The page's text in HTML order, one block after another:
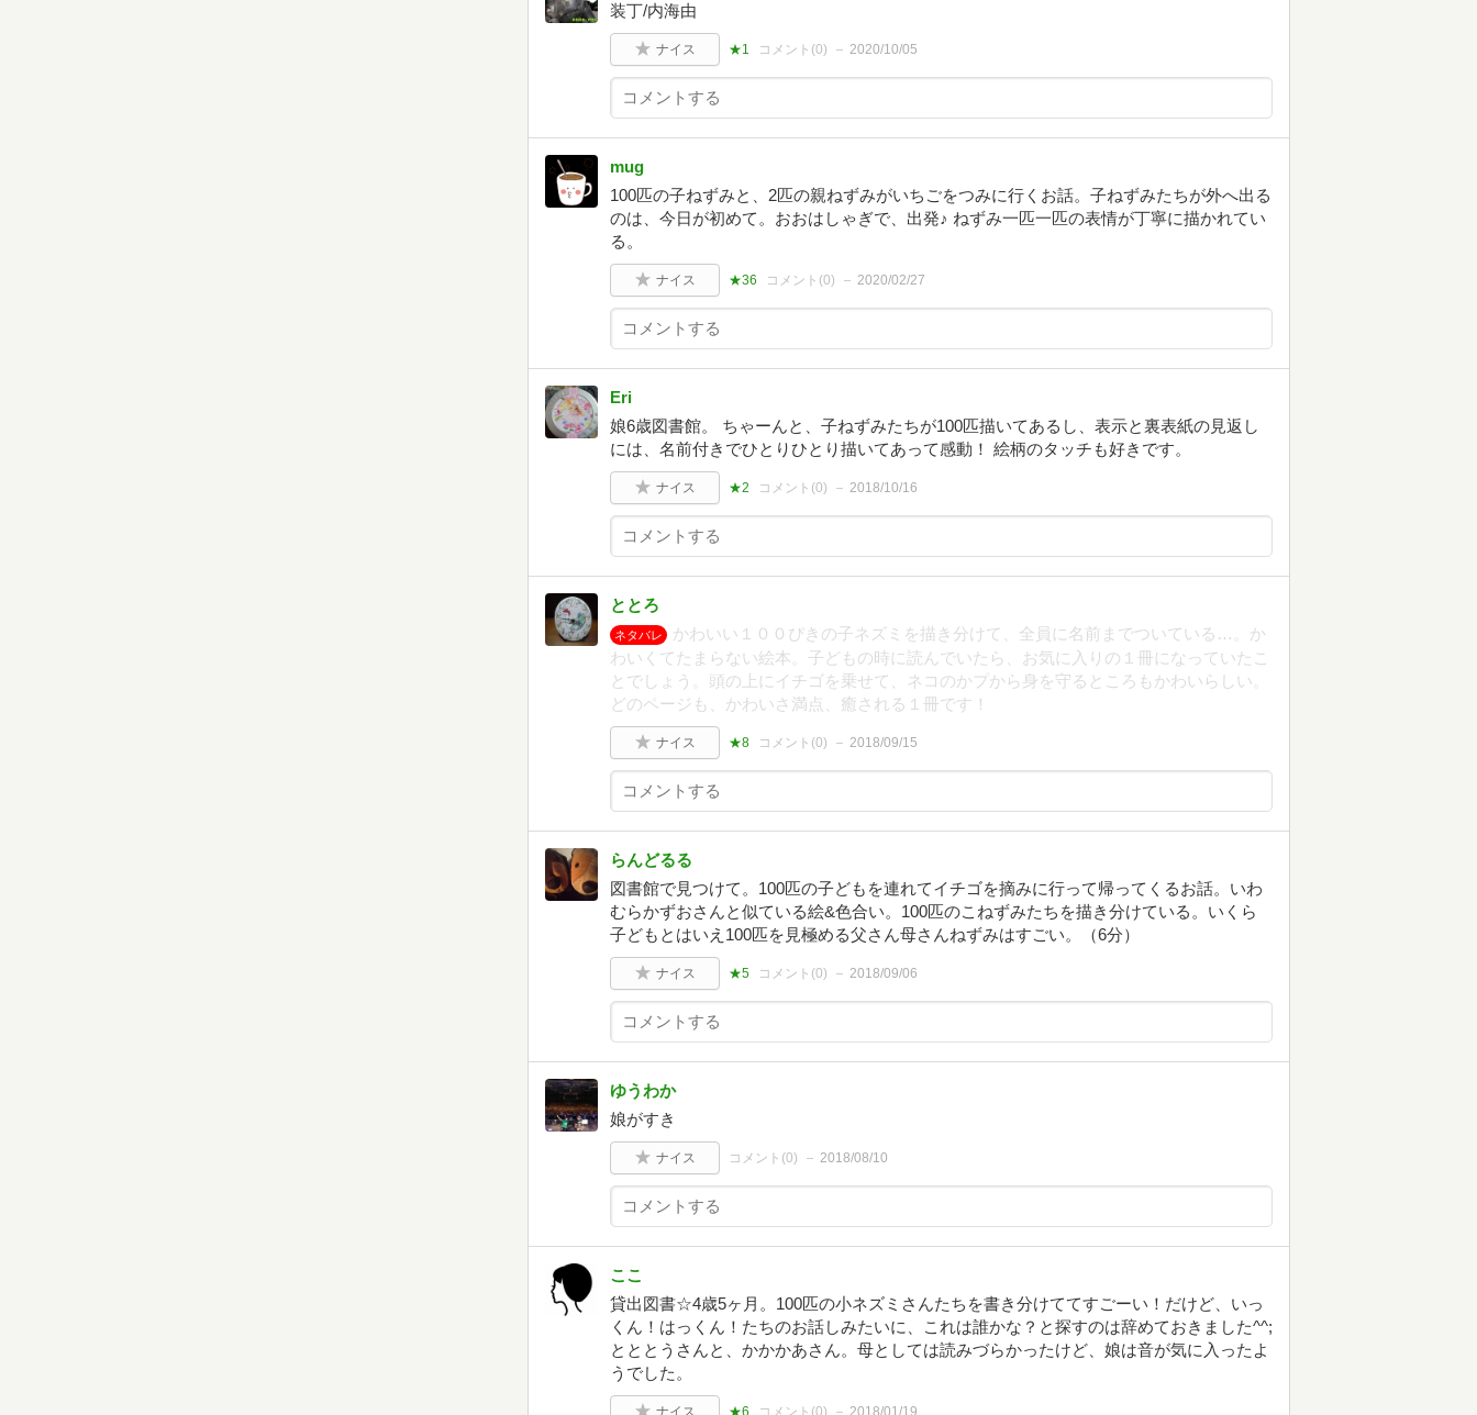
装丁/内海由
ナイス ★1 コメント(0) 2020/10/05
mug
100匹の子ねずみと、2匹の親ねずみがいちごをつみに行くお話。子ねずみたちが外へ出る
のは、今日が初めて。おおはしゃぎで、出発♪ ねずみ一匹一匹の表情が丁寧に描かれてい
る。
ナイス ★36 コメント(0) 2020/02/27
Eri
娘6歳図書館。 ちゃーんと、子ねずみたちが100匹描いてあるし、表示と裏表紙の見返し
には、名前付きでひとりひとり描いてあって感動！ 絵柄のタッチも好きです。
ナイス ★2 コメント(0) 2018/10/16
ととろ
ネタバレ
かわいい１００ぴきの子ネズミを描き分けて、全員に名前までついている…。か
わいくてたまらない絵本。子どもの時に読んでいたら、お気に入りの１冊になっていたこ
とでしょう。頭の上にイチゴを乗せて、ネコのかプから身を守るところもかわいらしい。
どのページも、かわいさ満点、癒される１冊です！
ナイス ★8 コメント(0) 2018/09/15
らんどるる
図書館で見つけて。100匹の子どもを連れてイチゴを摘みに行って帰ってくるお話。いわ
むらかずおさんと似ている絵&色合い。100匹のこねずみたちを描き分けている。いくら
子どもとはいえ100匹を見極める父さん母さんねずみはすごい。（6分）
ナイス ★5 コメント(0) 2018/09/06
ゆうわか
娘がすき
ナイス コメント(0) 2018/08/10
ここ
貸出図書☆4歳5ヶ月。100匹の小ネズミさんたちを書き分けててすごーい！だけど、いっ
くん！はっくん！たちのお話しみたいに、これは誰かな？と探すのは辞めておきました^^;
とととうさんと、かかかあさん。母としては読みづらかったけど、娘は音が気に入ったよ
うでした。
ナイス ★6 コメント(0) 2018/01/19